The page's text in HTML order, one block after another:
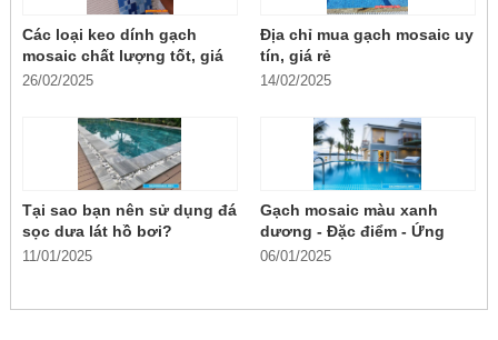
Các loại keo dính gạch
mosaic chất lượng tốt, giá
rẻ
26/02/2025
Địa chỉ mua gạch mosaic uy
tín, giá rẻ
14/02/2025
Tại sao bạn nên sử dụng đá
sọc dưa lát hồ bơi?
11/01/2025
Gạch mosaic màu xanh
dương - Đặc điểm - Ứng
dụng
06/01/2025